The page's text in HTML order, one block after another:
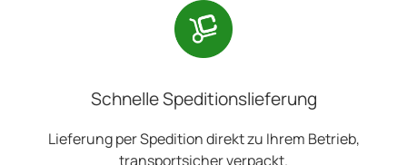
Schnelle Speditionslieferung
Lieferung per Spedition direkt zu Ihrem Betrieb,
transportsicher verpackt.